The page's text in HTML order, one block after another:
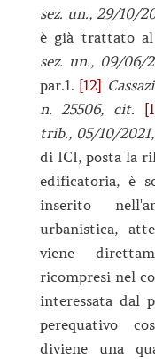
sez. un., 29/10/
è già trattato
sez. un., 09/06/
par.1. [12]
n. 25506, cit.
trib., 05/10/
di ICI, posta la
edificatoria, è
inserito
urbanistica,
viene
ricompresi nel
interessata dal
perequativo
diviene una